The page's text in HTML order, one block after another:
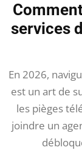
services
En 2026,
est un art de
les pièges
joindre un